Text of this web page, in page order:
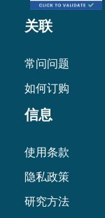
关联
常问问题
如何订购
信息
使用条款
隐私政策
研究方法